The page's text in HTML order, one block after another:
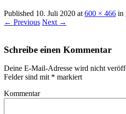
Published 10. Juli 2020 at 600 × 466 in
← Previous Next →
Schreibe einen Kommentar
Deine E-Mail-Adresse wird nicht
Felder sind mit * markiert
Kommentar